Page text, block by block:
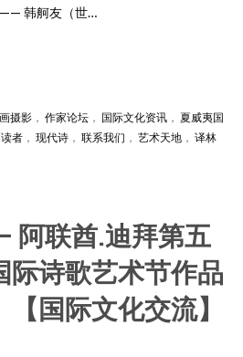
韩舸友（世…
摄影， 作家论坛， 国际文化资讯， 夏威夷国
者， 现代诗， 联系我们 ， 艺术天地， 译林
阿联酋.迪拜第五
际诗歌艺术节作品
国际文化交流】